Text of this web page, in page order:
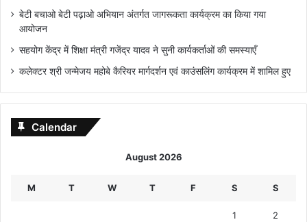
बेटी बचाओ बेटी पढ़ाओ अभियान अंतर्गत जागरूकता कार्यक्रम का किया गया
आयोजन
सहयोग केंद्र में शिक्षा मंत्री गजेंद्र यादव ने सुनी कार्यकर्ताओं की समस्याएँ
कलेक्टर श्री जन्मेजय महोबे कैरियर मार्गदर्शन एवं काउंसलिंग कार्यक्रम में शामिल हुए
Calendar
August 2026
M T W T F S S
1 2